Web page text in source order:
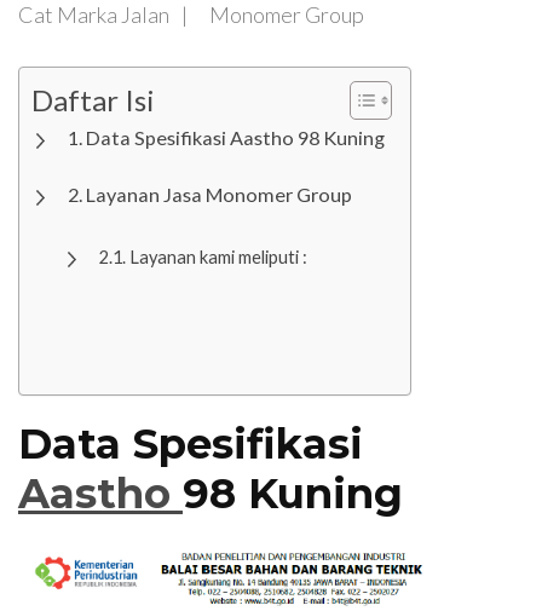
Cat Marka Jalan Monomer Group
Daftar Isi
Data Spesifikasi Aastho 98 Kuning
Layanan Jasa Monomer Group
Layanan kami meliputi :
Data Spesifikasi
Aastho 98 Kuning